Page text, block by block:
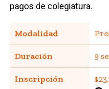
pagos de colegiatura.
Modalidad
Duración 9
Inscripción